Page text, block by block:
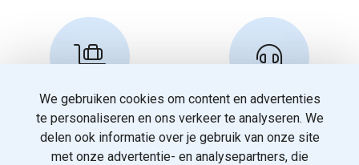
Reserveren en info
info@travelnoord.nl
Klantenservice
088 - 058 05 00
We gebruiken cookies om content en advertenties
te personaliseren en ons verkeer te analyseren. We
delen ook informatie over je gebruik van onze site
met onze advertentie- en analysepartners, die